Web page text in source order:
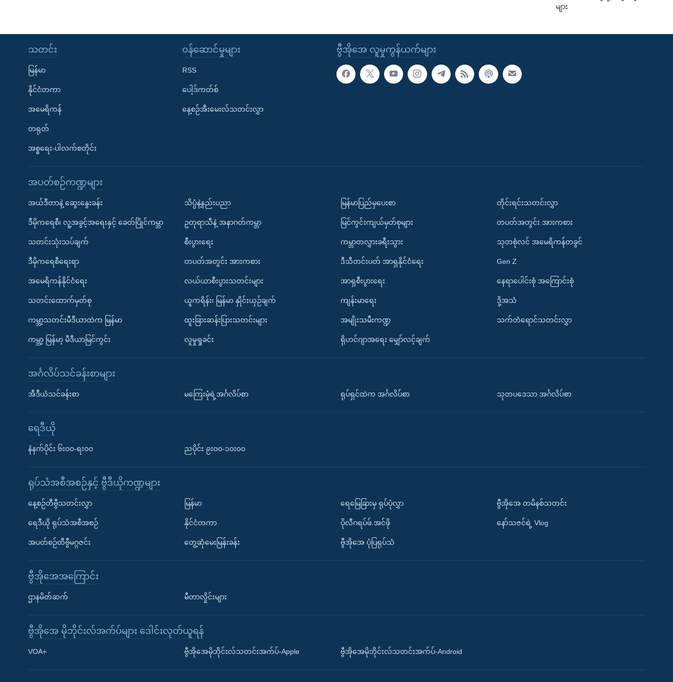
Learning English
များ
ဗွီအိုအေ လူမှုကွန်ယက်များ
သတင်း
မြန်မာ
နိုင်ငံတကာ
အမေရိကန်
တရုတ်
အစ္စရေး-ပါလက်စတိုင်း
၀န်ဆောင်မှုများ
RSS
ပေါ့ဒ်ကတ်စ်
နေ့စဉ်အီးမေးလ်သတင်းလွှာ
အပတ်စဉ်ကဏ္ဍများ
အယ်ဒီတာနဲ့ ဆွေးနွေးခန်း
ဒီမိုကရေစီ၊ လူ့အခွင့်အရေးနှင့် ခေတ်ပြိုင်ကမ္ဘာ
သတင်းသုံးသပ်ချက်
ဒီမိုကရေစီရေးရာ
အမေရိကန်နိုင်ငံရေး
သတင်းထောက်မှတ်စု
ကမ္ဘာ့သတင်းမီဒီယာထဲက မြန်မာ
ကမ္ဘာ့ မြန်မာ့ မီဒီယာမြင်ကွင်း
သိပ္ပံနဲ့နည်းပညာ
ဥတုရာသီနဲ့ အနာဂတ်ကမ္ဘာ
စီးပွားရေး
တပတ်အတွင်း အားကစား
လယ်ယာစီးပွားသတင်းများ
ယူကရိန်း၊ မြန်မာ နှိုင်းယှဉ်ချက်
ထူးခြားဆန်းပြားသတင်းများ
လူမှုရှုခင်း
မြန်မာပြည်မှပေးစာ
မြင်ကွင်းကျယ်မှတ်စုများ
ကမ္ဘာတလွှားခရီးသွား
ဒီသီတင်းပတ် အာရှနိုင်ငံရေး
အာရှစီးပွားရေး
ကျန်းမာရေး
အမျိုးသမီးကဏ္ဍ
ရိုဟင်ဂျာအရေး မျှော်လင့်ချက်
တိုင်းရင်းသတင်းလွှာ
တပတ်အတွင်း အားကစား
သုတစုံလင် အမေရိကန်တခွင်
Gen Z
နေရာပေါင်းစုံ အကြောင်းစုံ
ဒို့အသံ
သက်တံရောင်သတင်းလွှာ
အင်္ဂလိပ်သင်ခန်းစာများ
အီဒီယံသင်ခန်းစာ မကြေးမုံရဲ့အင်္ဂလိပ်စာ ရုပ်ရှင်ထဲက အင်္ဂလိပ်စာ သုတပဒေသာ အင်္ဂလိပ်စာ
ရေဒီယို
နံနက်ပိုင်း ၆း၀၀-ရး၀၀ ညပိုင်း ၉း၀၀-၁၀း၀၀
ရုပ်သံအစီအစဉ်နှင့် ဗွီဒီယိုကဏ္ဍများ
နေ့စဉ်တီဗွီသတင်းလွှာ
ရေဒီယို ရုပ်သံအစီအစဉ်
အပတ်စဉ်တီဗွီမဂ္ဂဇင်း
မြန်မာ
နိုင်ငံတကာ
တွေ့ဆုံမေးမြန်းခန်း
ရေမြေခြားမှ ရုပ်ပုံလွှာ
ပိုလီဂရပ်ဖ်.အင်ဖို
ဗွီအိုအေ ပုံပြရုပ်သံ
ဗွီအိုအေ တမိနစ်သတင်း
နော်သဇင်ရဲ့ Vlog
ဗွီအိုအေအကြောင်း
ဌာနမိတ်ဆက် မီတာလှိုင်းများ
ဗွီအိုအေ မိုဘိုင်းလ်အက်ပ်များ ဒေါင်းလုတ်ယူရန်
VOA+ ဗွီအိုအေမိုဘိုင်းလ်သတင်းအက်ပ်-Apple ဗွီအိုအေမိုဘိုင်းလ်သတင်းအက်ပ်-Android